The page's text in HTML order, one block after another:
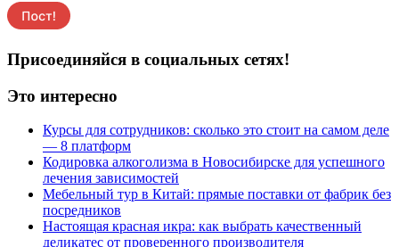
Присоединяйся в социальных сетях!
Это интересно
Курсы для сотрудников: сколько это стоит на самом деле
— 8 платформ
Кодировка алкоголизма в Новосибирске для успешного
лечения зависимостей
Мебельный тур в Китай: прямые поставки от фабрик без
посредников
Настоящая красная икра: как выбрать качественный
деликатес от проверенного производителя